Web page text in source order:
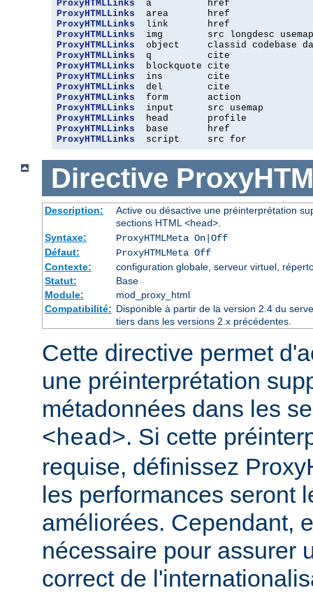
ProxyHTMLLinks
ProxyHTMLLinks
ProxyHTMLLinks
ProxyHTMLLinks
ProxyHTMLLinks
ProxyHTMLLinks
ProxyHTMLLinks
ProxyHTMLLinks
ProxyHTMLLinks
ProxyHTMLLinks
ProxyHTMLLinks
ProxyHTMLLinks
ProxyHTMLLinks
ProxyHTMLLinks
  script     src for
Directive
Description:
Active ou désactive une préinterprétation
sections HTML<head>.
Syntaxe:
ProxyHTMLMeta On|Off
Défaut:
ProxyHTMLMeta Off
Contexte:
configuration globale, serveur virtuel,
Statut:
Base
Module:
mod_proxy_html
Compatibilité: Disponible à partir de la version 2.4 du
tiers dans les versions 2.x précédentes.
Cette directive permet
une préinterprétation
métadonnées dans les
<head>. Si cette
requise, définissez
les performances seront
améliorées. Cependant,
nécessaire pour assurer
correct de